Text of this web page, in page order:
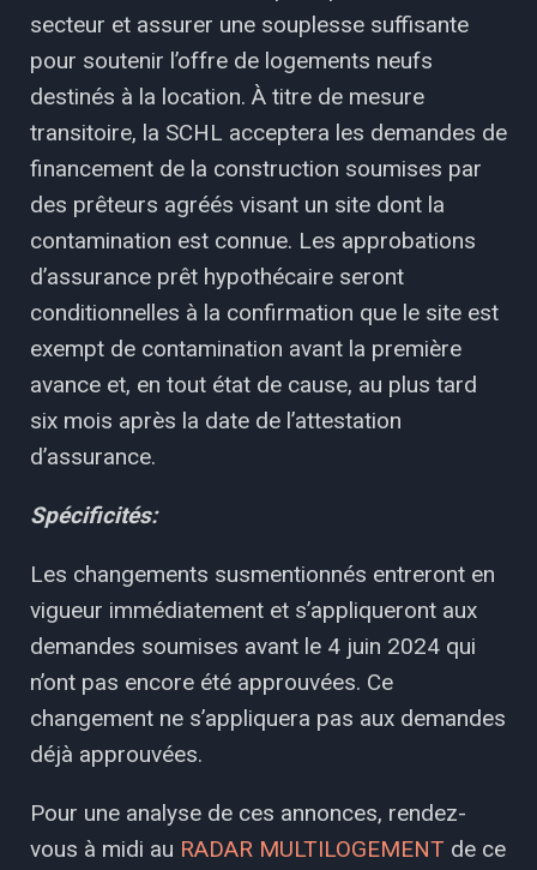
secteur et assurer une souplesse suffisante
pour soutenir l’offre de logements neufs
destinés à la location. À titre de mesure
transitoire, la SCHL acceptera les demandes de
financement de la construction soumises par
des prêteurs agréés visant un site dont la
contamination est connue. Les approbations
d’assurance prêt hypothécaire seront
conditionnelles à la confirmation que le site est
exempt de contamination avant la première
avance et, en tout état de cause, au plus tard
six mois après la date de l’attestation
d’assurance.
Spécificités:
Les changements susmentionnés entreront en
vigueur immédiatement et s’appliqueront aux
demandes soumises avant le 4 juin 2024 qui
n’ont pas encore été approuvées. Ce
changement ne s’appliquera pas aux demandes
déjà approuvées.
Pour une analyse de ces annonces, rendez-
vous à midi au RADAR MULTILOGEMENT de ce